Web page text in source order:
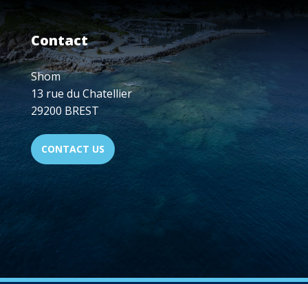
Contact
Shom
13 rue du Chatellier
29200 BREST
CONTACT US